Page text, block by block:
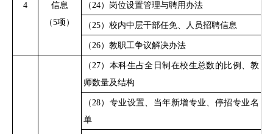
4
信息
（5项）
（24）岗位设置管理与聘用办法
（25）校内中层干部任免、人员招聘信息
（26）教职工争议解决办法
（27）本科生占全日制在校生总数的比例、教
师数量及结构
（28）专业设置、当年新增专业、停招专业名
单